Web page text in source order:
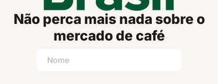
Não perca mais nada sobre o
mercado de café